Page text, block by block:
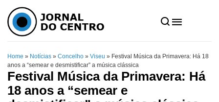
Home » Notícias » Concelho » Viseu » Festival Música da Primavera: Há 18
anos a “semear e desmistificar” a música clássica
Festival Música da Primavera: Há
18 anos a “semear e